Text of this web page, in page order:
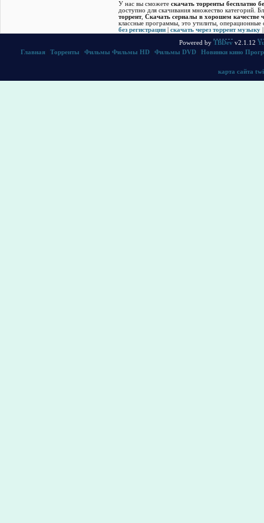
У нас вы сможете скачать торренты бесплатно
доступно для скачивания множество категорий.
торрент, Скачать cериалы в хорошем качестве
классные программы, это утилиты,
без регистрации| скачать через торрент музыку
Powered by TBDev v2.1.12
Главная
Торренты Фильмы Фильмы HD Фильмы DVD Новинки кино
карта сайта